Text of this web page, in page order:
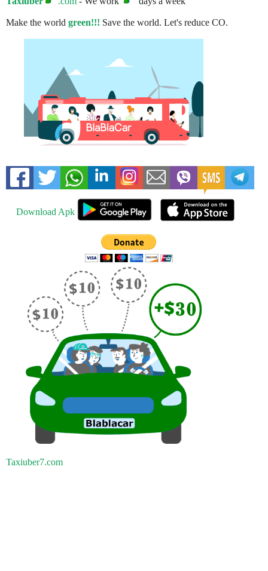
Make the world green!!! Save the world. Let's reduce CO.
Download Apk
Taxiuber7.com